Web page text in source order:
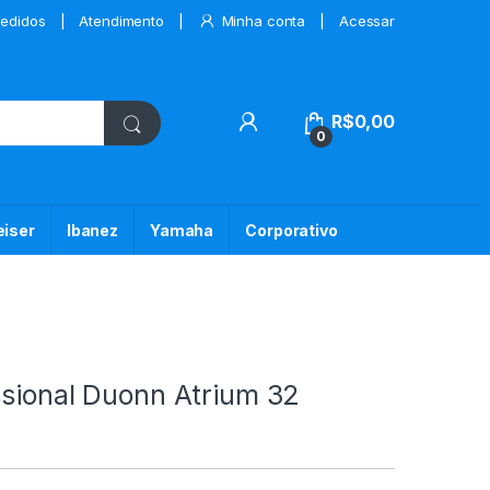
Atendimento Minha conta Acessar
My Account
0
R$0,00
Ibanez Yamaha Corporativo
Duonn Atrium 32